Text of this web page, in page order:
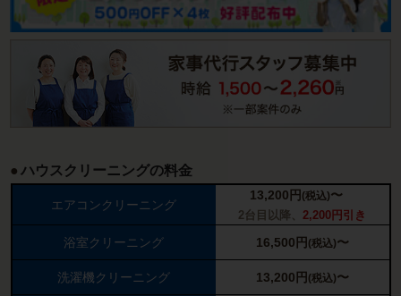
ハウスクリーニングの料金
エアコンクリーニング
13,200 円 (税込)〜
2台目以降、 2,200円引き
浴室クリーニング 16,500 円 (税込)〜
洗濯機クリーニング 13,200 円 (税込)〜